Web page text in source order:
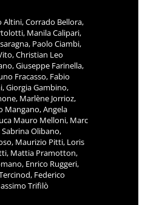
Altini, Corrado Bellora,
Manila Calipari,
Paolo Ciambi,
Christian Leo
Giuseppe Farinella,
Fracasso, Fabio
Giorgia Gambino,
Marlène Jorrioz,
Mangano, Angela
Mauro Melloni, Marc
Olibano,
Maurizio Pitti, Loris
Mattia Pramotton,
Enrico Ruggeri,
Federico
Trifilò